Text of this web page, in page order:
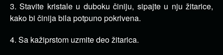
3. Stavite kristale u duboku činiju, sipajte u nju žitarice,
kako bi činija bila potpuno pokrivena.
4. Sa kažiprstom uzmite deo žitarica.